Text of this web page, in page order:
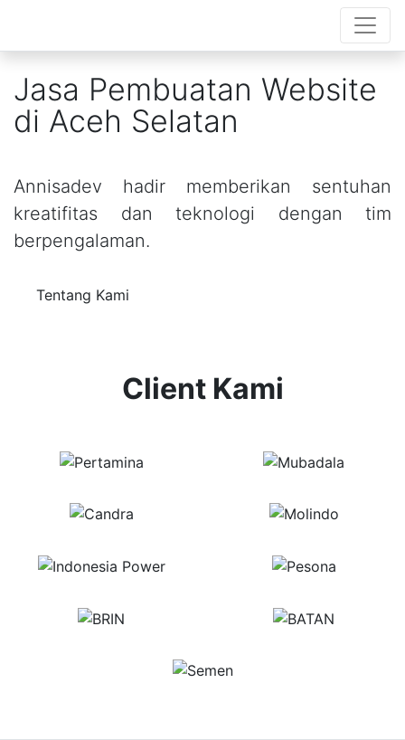
Jasa Pembuatan Website
di Aceh Selatan
Annisadev hadir memberikan sentuhan
kreatifitas dan teknologi dengan tim
berpengalaman.
Tentang Kami
Client Kami